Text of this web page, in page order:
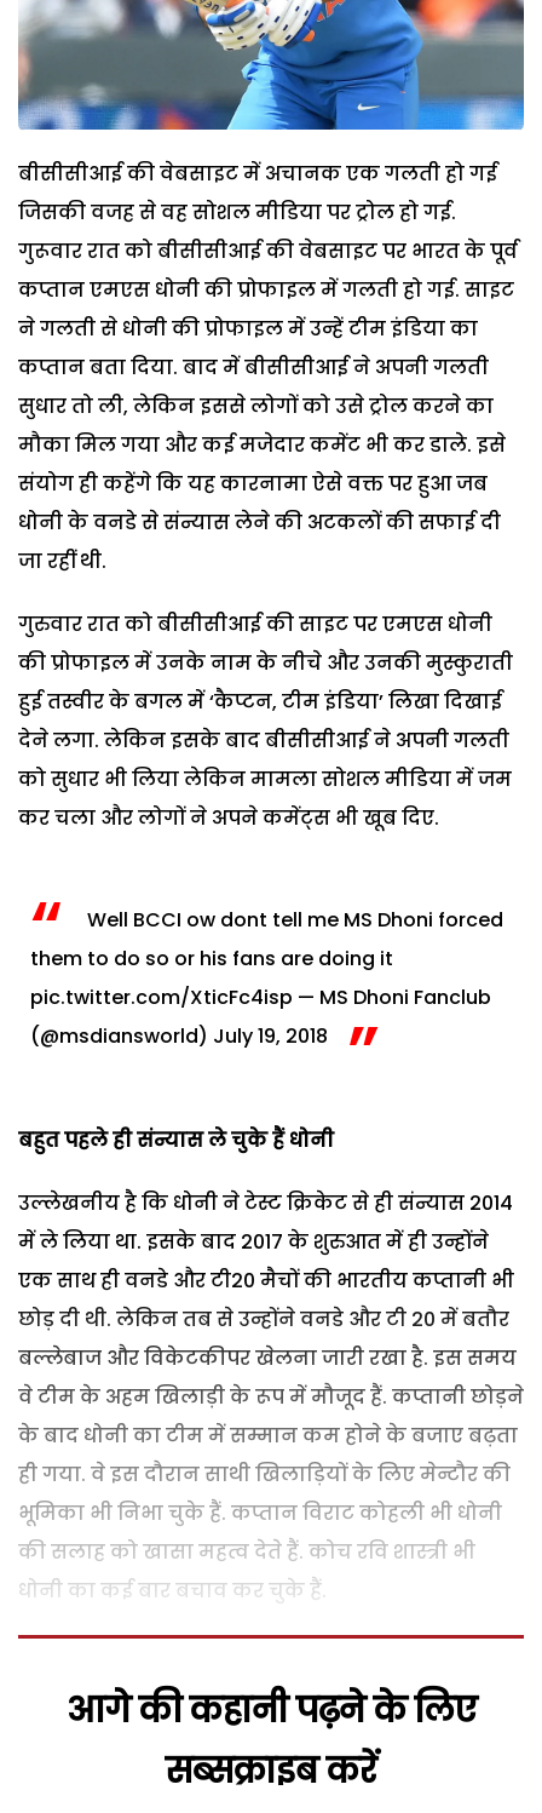
बीसीसीआई की वेबसाइट में अचानक एक गलती हो गई
जिसकी वजह से वह सोशल मीडिया पर ट्रोल हो गई.
गुरूवार रात को बीसीसीआई की वेबसाइट पर भारत के पूर्व
कप्तान एमएस धोनी की प्रोफाइल में गलती हो गई. साइट
ने गलती से धोनी की प्रोफाइल में उन्हें टीम इंडिया का
कप्तान बता दिया. बाद में बीसीसीआई ने अपनी गलती
सुधार तो ली, लेकिन इससे लोगों को उसे ट्रोल करने का
मौका मिल गया और कई मजेदार कमेंट भी कर डाले. इसे
संयोग ही कहेंगे कि यह कारनामा ऐसे वक्त पर हुआ जब
धोनी के वनडे से संन्यास लेने की अटकलों की सफाई दी
जा रहीं थी.
गुरुवार रात को बीसीसीआई की साइट पर एमएस धोनी
की प्रोफाइल में उनके नाम के नीचे और उनकी मुस्कुराती
हुई तस्वीर के बगल में ‘कैप्टन, टीम इंडिया’ लिखा दिखाई
देने लगा. लेकिन इसके बाद बीसीसीआई ने अपनी गलती
को सुधार भी लिया लेकिन मामला सोशल मीडिया में जम
कर चला और लोगों ने अपने कमेंट्स भी खूब दिए.
Well BCCI ow dont tell me MS Dhoni forced
them to do so or his fans are doing it
pic.twitter.com/XticFc4isp — MS Dhoni Fanclub
(@msdiansworld) July 19, 2018
बहुत पहले ही संन्यास ले चुके हैं धोनी
उल्लेखनीय है कि धोनी ने टेस्ट क्रिकेट से ही संन्यास 2014
में ले लिया था. इसके बाद 2017 के शुरुआत में ही उन्होंने
एक साथ ही वनडे और टी20 मैचों की भारतीय कप्तानी भी
छोड़ दी थी. लेकिन तब से उन्होंने वनडे और टी 20 में बतौर
बल्लेबाज और विकेटकीपर खेलना जारी रखा है. इस समय
वे टीम के अहम खिलाड़ी के रूप में मौजूद हैं. कप्तानी छोड़ने
के बाद धोनी का टीम में सम्मान कम होने के बजाए बढ़ता
ही गया. वे इस दौरान साथी खिलाड़ियों के लिए मेन्टौर की
भूमिका भी निभा चुके हैं. कप्तान विराट कोहली भी धोनी
की सलाह को खासा महत्व देते हैं. कोच रवि शास्त्री भी
धोनी का कई बार बचाव कर चुके हैं.
आगे की कहानी पढ़ने के लिए
सब्सक्राइब करें